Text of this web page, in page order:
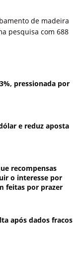
de madeira
pesquisa com 688
pressionada por
e reduz aposta
recompensas
o interesse por
feitas por prazer
após dados fracos